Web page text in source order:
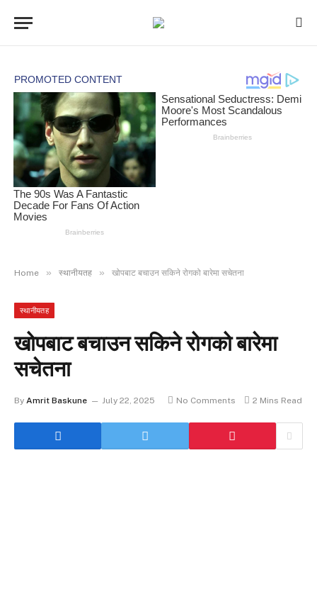
Home » स्थानीयतह » खोपबाट बचाउन सकिने रोगको बारेमा सचेतना
स्थानीयतह
खोपबाट बचाउन सकिने रोगको बारेमा
सचेतना
By Amrit Baskune July 22, 2025 No Comments 2 Mins Read